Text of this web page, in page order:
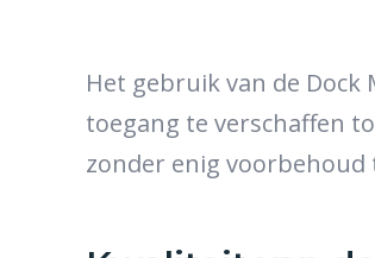
Het gebruik van de
toegang te verschaffen
zonder enig voorbehoud